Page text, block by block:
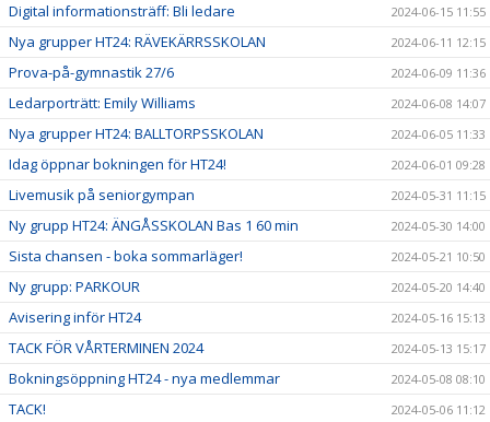
Digital informationsträff: Bli ledare 2024-06-15 11:55
Nya grupper HT24: RÄVEKÄRRSSKOLAN 2024-06-11 12:15
Prova-på-gymnastik 27/6 2024-06-09 11:36
Ledarporträtt: Emily Williams 2024-06-08 14:07
Nya grupper HT24: BALLTORPSSKOLAN 2024-06-05 11:33
Idag öppnar bokningen för HT24! 2024-06-01 09:28
Livemusik på seniorgympan 2024-05-31 11:15
Ny grupp HT24: ÄNGÅSSKOLAN Bas 1 60 min 2024-05-30 14:00
Sista chansen - boka sommarläger! 2024-05-21 10:50
Ny grupp: PARKOUR 2024-05-20 14:40
Avisering inför HT24 2024-05-16 15:13
TACK FÖR VÅRTERMINEN 2024 2024-05-13 15:17
Bokningsöppning HT24 - nya medlemmar 2024-05-08 08:10
TACK! 2024-05-06 11:12